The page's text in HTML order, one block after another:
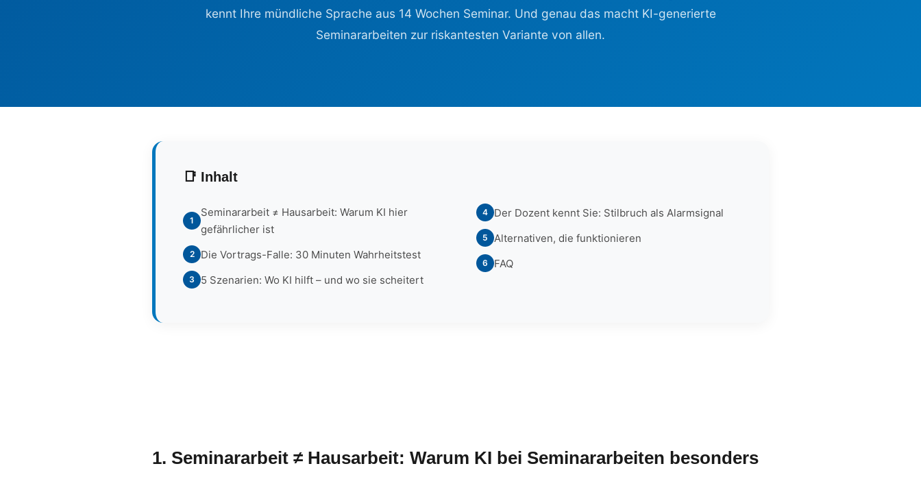
kennt Ihre mündliche Sprache aus 14 Wochen Seminar. Und genau das macht KI-generierte
Seminararbeiten zur riskantesten Variante von allen.
📑 Inhalt
1
Seminararbeit ≠ Hausarbeit: Warum KI hier
gefährlicher ist
2 Die Vortrags-Falle: 30 Minuten Wahrheitstest
3 5 Szenarien: Wo KI hilft – und wo sie scheitert
4 Der Dozent kennt Sie: Stilbruch als Alarmsignal
5 Alternativen, die funktionieren
6 FAQ
1. Seminararbeit ≠ Hausarbeit: Warum KI bei Seminararbeiten besonders